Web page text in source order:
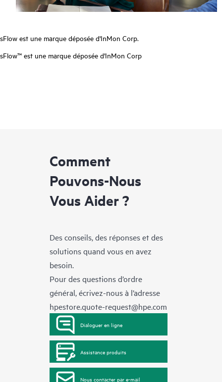
sFlow est une marque déposée d'InMon Corp.
sFlow™ est une marque déposée d'InMon Corp
Comment
Pouvons-Nous
Vous Aider ?
Des conseils, des réponses et des
solutions quand vous en avez
besoin.
Pour des questions d’ordre
général, écrivez-nous à l’adresse
hpestore.quote-request@hpe.com
Dialoguer en ligne
Assistance produits
Nous contacter par e-mail